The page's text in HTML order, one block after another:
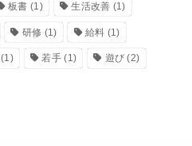
板書 (1) 生活改善 (1)
研修 (1) 給料 (1)
(1) 若手(1) 遊び (2)